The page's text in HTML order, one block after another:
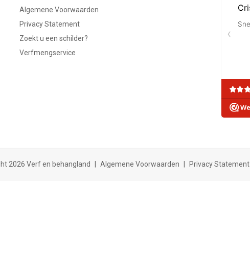
Algemene Voorwaarden
Privacy Statement
Zoekt u een schilder?
Verfmengservice
2026 Verf en behangland Algemene Voorwaarden Privacy Statement